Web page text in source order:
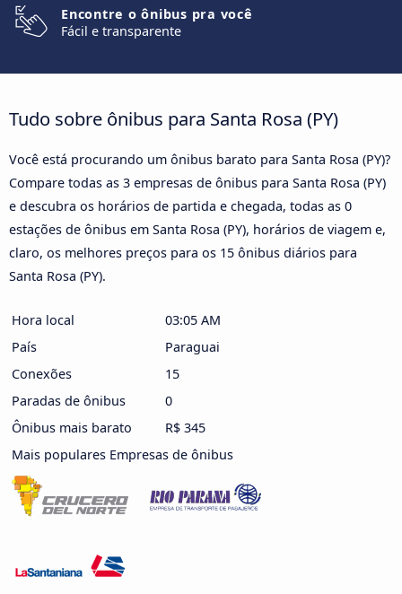
Encontre o ônibus pra você
Fácil e transparente
Tudo sobre ônibus para Santa Rosa (PY)
Você está procurando um ônibus barato para Santa Rosa (PY)?
Compare todas as 3 empresas de ônibus para Santa Rosa (PY)
e descubra os horários de partida e chegada, todas as 0
estações de ônibus em Santa Rosa (PY), horários de viagem e,
claro, os melhores preços para os 15 ônibus diários para
Santa Rosa (PY).
Hora local
03:05 AM
País
Paraguai
Conexões
15
Paradas de ônibus
0
Ônibus mais barato
R$ 345
Mais populares Empresas de ônibus